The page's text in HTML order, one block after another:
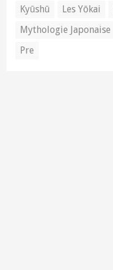
Kyūshū
Les Yōkai
Mythologie Japonaise
Pre